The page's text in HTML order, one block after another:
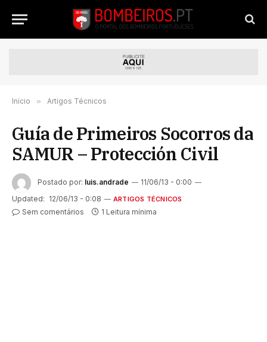
Início » Artigos Técnicos
Guía de Primeiros Socorros da
SAMUR – Protección Civil
Postado por: luis.andrade
11/06/13 - 0:00
Updated: 12/06/13 - 0:08 ARTIGOS TÉCNICOS
Sem comentários 1 Leitura mínima